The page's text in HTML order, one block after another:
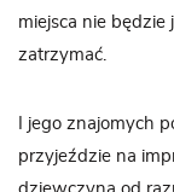
miejsca nie będzie
zatrzymać.
I jego znajomych
przyjeździe na
dziewczyna od